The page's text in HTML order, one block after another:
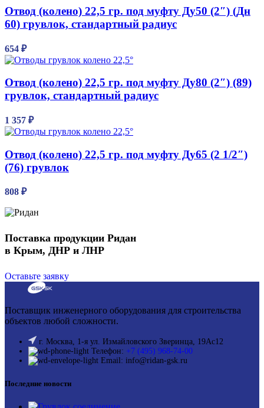
Отвод (колено) 22,5 гр. под муфту Ду50 (2″) (Дн
60) грувлок, стандартный радиус
654 ₽
Отвод (колено) 22,5 гр. под муфту Ду80 (2″) (89)
грувлок, стандартный радиус
1 357 ₽
Отвод (колено) 22,5 гр. под муфту Ду65 (2 1/2″)
(76) грувлок
808 ₽
Поставка продукции Ридан
в Крым, ДНР и ЛНР
Оставьте заявку
Поставщик инженерного оборудования для строительства
объектов любой сложности.
г. Москва, 1-я ул. Измайловского Зверинца, 19Ас12
Телефон: +7 (495) 968-74-00
Email: info@ridan-gsk.ru
Последние новости